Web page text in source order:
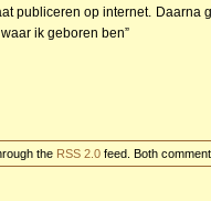
publiceren op internet. Daarna
ik geboren ben”
the RSS 2.0 feed. Both